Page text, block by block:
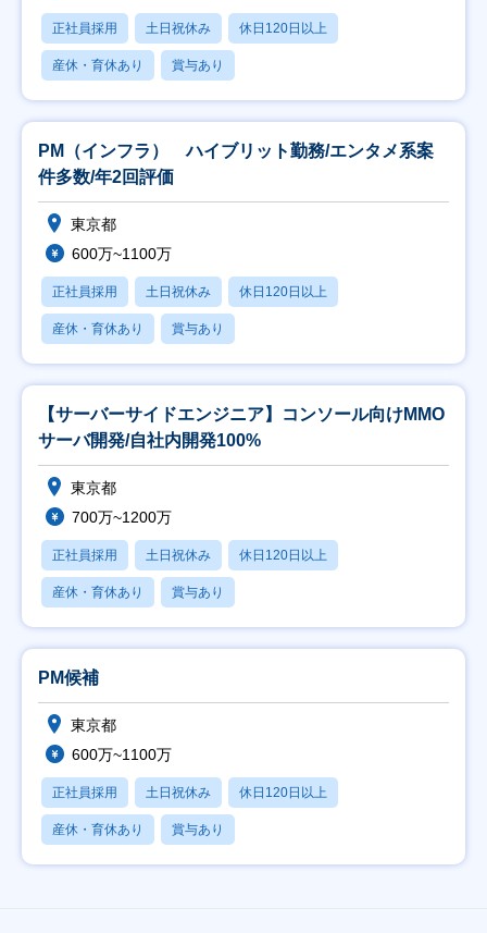
正社員採用 土日祝休み 休日120日以上
産休・育休あり 賞与あり
PM（インフラ） ハイブリット勤務/エンタメ系案
件多数/年2回評価
東京都
600万~1100万
正社員採用 土日祝休み 休日120日以上
産休・育休あり 賞与あり
【サーバーサイドエンジニア】コンソール向けMMO
サーバ開発/自社内開発100%
東京都
700万~1200万
正社員採用 土日祝休み 休日120日以上
産休・育休あり 賞与あり
PM候補
東京都
600万~1100万
正社員採用 土日祝休み 休日120日以上
産休・育休あり 賞与あり